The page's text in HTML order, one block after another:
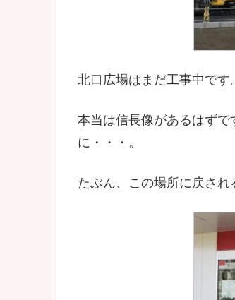
北口広場はまだ工事中です。
本当は信長像があるはず
に・・・。
たぶん、この場所に戻され